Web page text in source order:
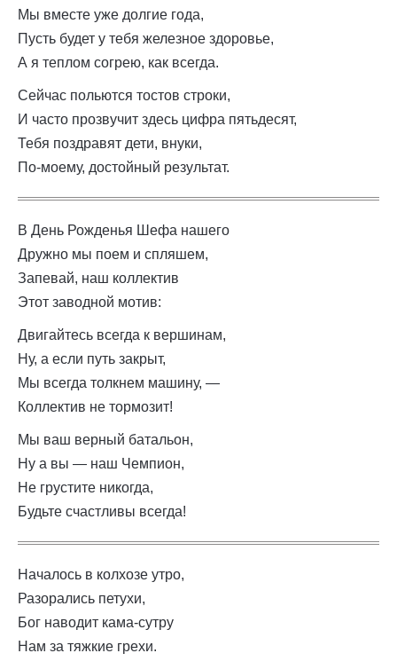
Мы вместе уже долгие года,
Пусть будет у тебя железное здоровье,
А я теплом согрею, как всегда.
Сейчас польются тостов строки,
И часто прозвучит здесь цифра пятьдесят,
Тебя поздравят дети, внуки,
По-моему, достойный результат.
В День Рожденья Шефа нашего
Дружно мы поем и спляшем,
Запевай, наш коллектив
Этот заводной мотив:
Двигайтесь всегда к вершинам,
Ну, а если путь закрыт,
Мы всегда толкнем машину, —
Коллектив не тормозит!
Мы ваш верный батальон,
Ну а вы — наш Чемпион,
Не грустите никогда,
Будьте счастливы всегда!
Началось в колхозе утро,
Разорались петухи,
Бог наводит кама-сутру
Нам за тяжкие грехи.